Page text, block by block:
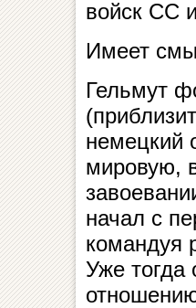
войск СС
Имеет
Гельмут
немецкий
мировую,
начал с
командуя
Уже тогда